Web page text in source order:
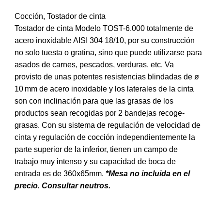
Cocción, Tostador de cinta
Tostador de cinta Modelo TOST-6.000 totalmente de
acero inoxidable AISI 304 18/10, por su construcción
no solo tuesta o gratina, sino que puede utilizarse para
asados de carnes, pescados, verduras, etc. Va
provisto de unas potentes resistencias blindadas de ø
10 mm de acero inoxidable y los laterales de la cinta
son con inclinación para que las grasas de los
productos sean recogidas por 2 bandejas recoge-
grasas. Con su sistema de regulación de velocidad de
cinta y regulación de cocción independientemente la
parte superior de la inferior, tienen un campo de
trabajo muy intenso y su capacidad de boca de
entrada es de 360x65mm. *Mesa no incluida en el
precio. Consultar neutros.